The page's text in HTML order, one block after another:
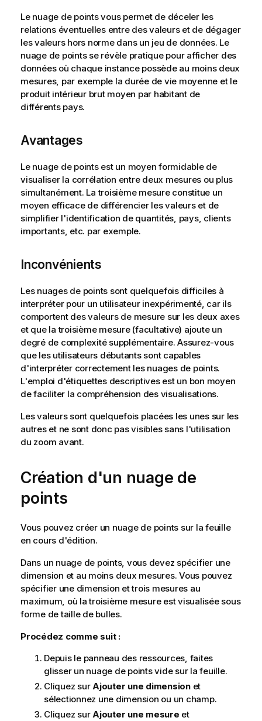
Le nuage de points vous permet de déceler les
relations éventuelles entre des valeurs et de dégager
les valeurs hors norme dans un jeu de données. Le
nuage de points se révèle pratique pour afficher des
données où chaque instance possède au moins deux
mesures, par exemple la durée de vie moyenne et le
produit intérieur brut moyen par habitant de
différents pays.
Avantages
Le nuage de points est un moyen formidable de
visualiser la corrélation entre deux mesures ou plus
simultanément. La troisième mesure constitue un
moyen efficace de différencier les valeurs et de
simplifier l'identification de quantités, pays, clients
importants, etc. par exemple.
Inconvénients
Les nuages de points sont quelquefois difficiles à
interpréter pour un utilisateur inexpérimenté, car ils
comportent des valeurs de mesure sur les deux axes
et que la troisième mesure (facultative) ajoute un
degré de complexité supplémentaire. Assurez-vous
que les utilisateurs débutants sont capables
d'interpréter correctement les nuages de points.
L'emploi d'étiquettes descriptives est un bon moyen
de faciliter la compréhension des visualisations.
Les valeurs sont quelquefois placées les unes sur les
autres et ne sont donc pas visibles sans l'utilisation
du zoom avant.
Création d'un nuage de
points
Vous pouvez créer un nuage de points sur la feuille
en cours d'édition.
Dans un nuage de points, vous devez spécifier une
dimension et au moins deux mesures. Vous pouvez
spécifier une dimension et trois mesures au
maximum, où la troisième mesure est visualisée sous
forme de taille de bulles.
Procédez comme suit :
Depuis le panneau des ressources, faites
glisser un nuage de points vide sur la feuille.
Cliquez surAjouter une dimensionet
sélectionnez une dimension ou un champ.
Cliquez surAjouter une mesure et